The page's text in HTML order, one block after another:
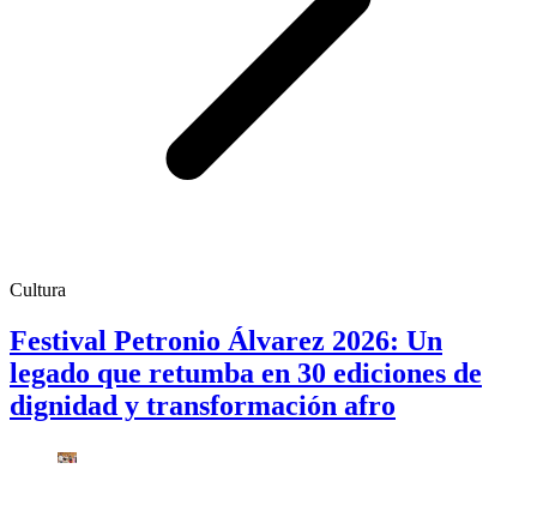
Cultura
Festival Petronio Álvarez 2026: Un
legado que retumba en 30 ediciones de
dignidad y transformación afro